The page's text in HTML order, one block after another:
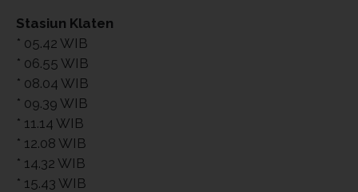
Stasiun Klaten
* 05.42 WIB
* 06.55 WIB
* 08.04 WIB
* 09.39 WIB
* 11.14 WIB
* 12.08 WIB
* 14.32 WIB
* 15.43 WIB